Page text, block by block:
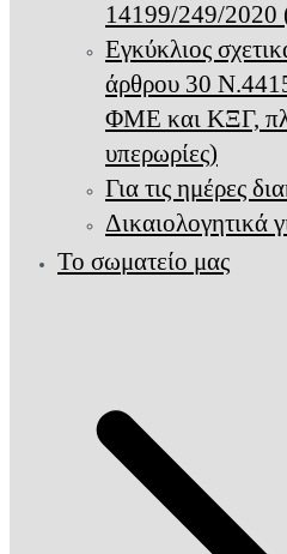
14199/249/
Εγκύκλιος
άρθρου 30
ΦΜΕ και ΚΞΓ,
υπερωρίες)
Για τις ημέρες
Δικαιολογητικά
Το σωματείο μας